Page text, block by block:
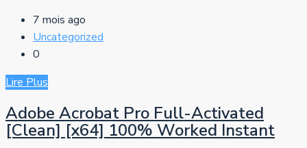
7 mois ago
Uncategorized
0
Lire Plus
Adobe Acrobat Pro Full-Activated
[Clean] [x64] 100% Worked Instant